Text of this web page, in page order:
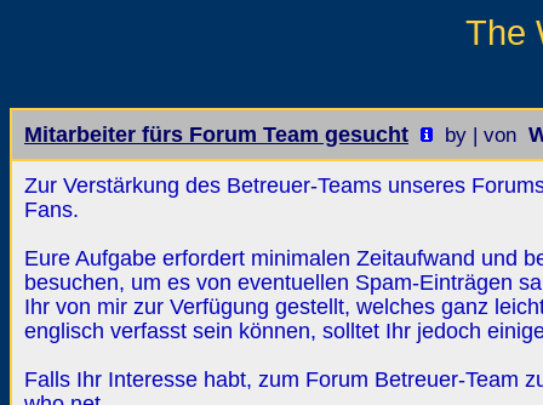
The
Mitarbeiter fürs Forum Team gesucht by | von
Zur Verstärkung des Betreuer-Teams unseres
Fans.
Eure Aufgabe erfordert minimalen Zeitaufwand und
besuchen, um es von eventuellen Spam-Einträgen
Ihr von mir zur Verfügung gestellt, welches ganz
englisch verfasst sein können, solltet Ihr jedoch
Falls Ihr Interesse habt, zum Forum Betreuer-Team